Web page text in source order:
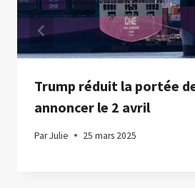
Trump réduit la portée
annoncer le 2 avril
ParJulie 25 mars 2025